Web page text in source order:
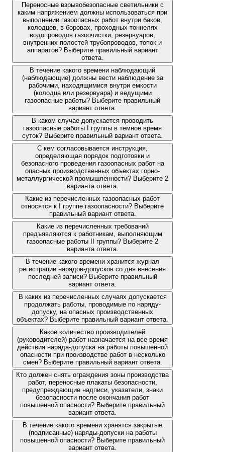
Переносные взрывобезопасные светильники с
каким напряжением должны использоваться при
выполнении газоопасных работ внутри баков,
колодцев, в боровах, проходных тоннелях
водопроводов газоочистки, резервуаров,
внутренних полостей трубопроводов, топок и
аппаратов? Выберите правильный вариант
ответа.
В течение какого времени наблюдающий
(наблюдающие) должны вести наблюдение за
рабочими, находящимися внутри емкости
(колодца или резервуара) и ведущими
газоопасные работы? Выберите правильный
вариант ответа.
В каком случае допускается проводить
газоопасные работы I группы в темное время
суток? Выберите правильный вариант ответа.
С кем согласовывается инструкция,
определяющая порядок подготовки и
безопасного проведения газоопасных работ на
опасных производственных объектах горно-
металлургической промышленности? Выберите 2
варианта ответа.
Какие из перечисленных газоопасных работ
относятся к I группе газоопасности? Выберите
правильный вариант ответа.
Какие из перечисленных требований
предъявляются к работникам, выполняющим
газоопасные работы II группы? Выберите 2
варианта ответа.
В течение какого времени хранится журнал
регистрации нарядов-допусков со дня внесения
последней записи? Выберите правильный
вариант ответа.
В каких из перечисленных случаях допускается
продолжать работы, проводимые по наряду-
допуску, на опасных производственных
объектах? Выберите правильный вариант ответа.
Какое количество производителей
(руководителей) работ назначается на все время
действия наряда-допуска на работы повышенной
опасности при производстве работ в несколько
смен? Выберите правильный вариант ответа.
Кто должен снять ограждения зоны производства
работ, переносные плакаты безопасности,
предупреждающие надписи, указатели, знаки
безопасности после окончания работ
повышенной опасности? Выберите правильный
вариант ответа.
В течение какого времени хранятся закрытые
(подписанные) наряды-допуски на работы
повышенной опасности? Выберите правильный
вариант ответа.